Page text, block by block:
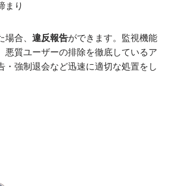
まり
合、 違反報告ができます。監視機能
悪質ユーザーの排除を徹底しているア
・強制退会など迅速に適切な処置をし